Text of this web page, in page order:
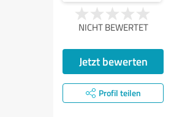
NICHT BEWERTET
Jetzt bewerten
Profil teilen